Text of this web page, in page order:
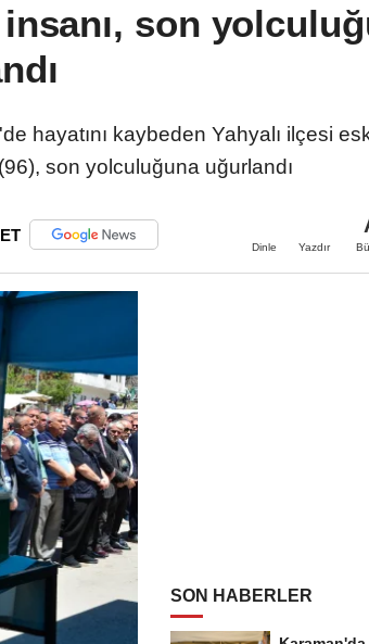
son
hayatını kaybeden Yahyalı ilçesi
son yolculuğuna uğurlandı
Dinle Yazdır
SON HABERLER